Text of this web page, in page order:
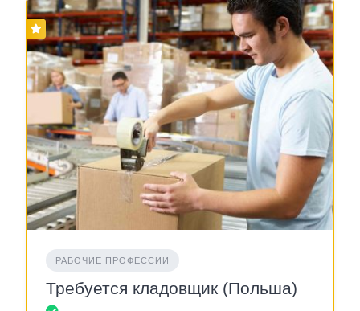
РАБОЧИЕ ПРОФЕССИИ
Требуется кладовщик (Польша)